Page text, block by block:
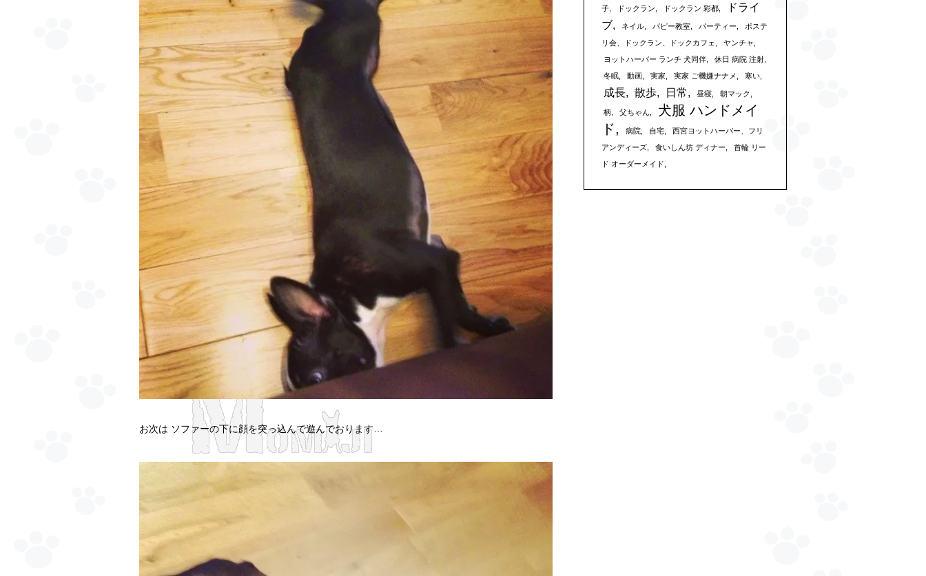
お次は ソファーの下に顔を突っ込んで遊んでおります…
子 ドックラン ドックラン 彩都
ドライ
ブ
ネイル パピー教室 パーティー
ボステ
リ会、ドックラン、ドックカフェ
ヤンチャ
ヨットハーバー ランチ 犬同伴
休日 病院 注射
冬眠
動画 実家 実家 ご機嫌ナナメ 寒い
成長 散歩 日常 昼寝 朝マック
柄 父ちゃん
犬服 ハンドメイ
ド
病院 自宅
西宮ヨットハーバー、フリ
アンディーズ
食いしん坊 ディナー
首輪 リー
ド オーダーメイド